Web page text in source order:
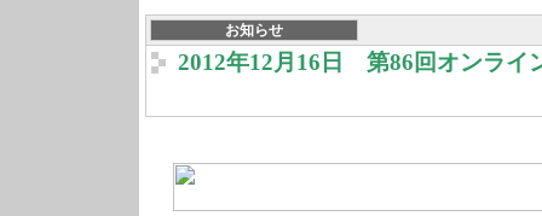
お知らせ
2012年12月16日 第86回オンライ